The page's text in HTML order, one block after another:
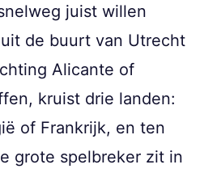
juist willen
de buurt van Utrecht
Alicante of
kruist drie landen:
of Frankrijk, en ten
grote spelbreker zit in